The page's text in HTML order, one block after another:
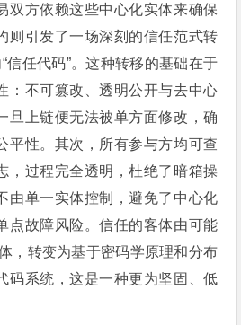
双方依赖这些中心化实体来确保
则引发了一场深刻的信任范式转
任代码”。这种转移的基础在于
：不可篡改、透明公开与去中心
旦上链便无法被单方面修改，确
平性。其次，所有参与方均可查
，过程完全透明，杜绝了暗箱操
由单一实体控制，避免了中心化
点故障风险。信任的客体由可能
，转变为基于密码学原理和分布
码系统，这是一种更为坚固、低